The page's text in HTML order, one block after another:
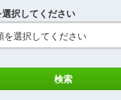
択してください
を選択してください